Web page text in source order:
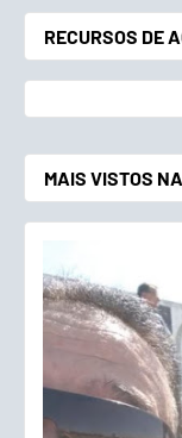
RECURSOS DE
MAIS VISTOS